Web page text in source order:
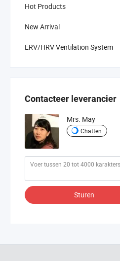
Hot Products
New Arrival
ERV/HRV Ventilation System
Contacteer leverancier
Mrs. May
Chatten
Sturen